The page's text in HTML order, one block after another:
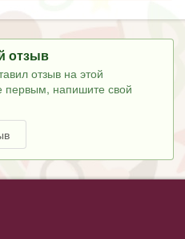
отзыв
отзыв на этой
первым, напишите свой